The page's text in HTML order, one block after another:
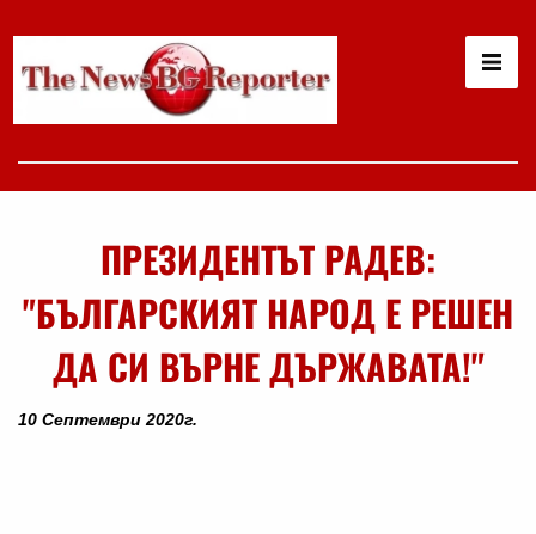
ПРЕЗИДЕНТЪТ РАДЕВ:
"БЪЛГАРСКИЯТ НАРОД Е РЕШЕН
ДА СИ ВЪРНЕ ДЪРЖАВАТА!"
10 Септември 2020г.